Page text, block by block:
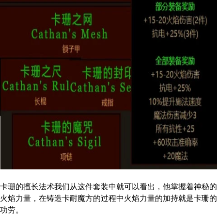
卡珊的擅长法术我们从这件套装中就可以看出，他掌握着神秘的
火焰力量，在铸造卡耐魔方的过程中火焰力量的加持就是卡珊的
功劳。